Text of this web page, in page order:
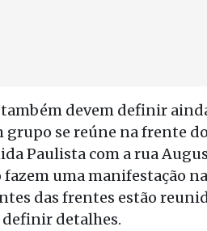
também devem definir
grupo se reúne na frente
Paulista com a rua
fazem uma manifestação
das frentes estão
definir detalhes.